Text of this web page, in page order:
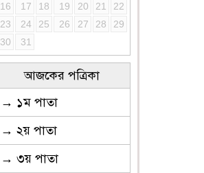
16
17 18 19 20 21
22
23
24 25 26 27 28
29
30
31
আজকের পত্রিকা
→ ১ম পাতা
→ ২য় পাতা
→ ৩য় পাতা